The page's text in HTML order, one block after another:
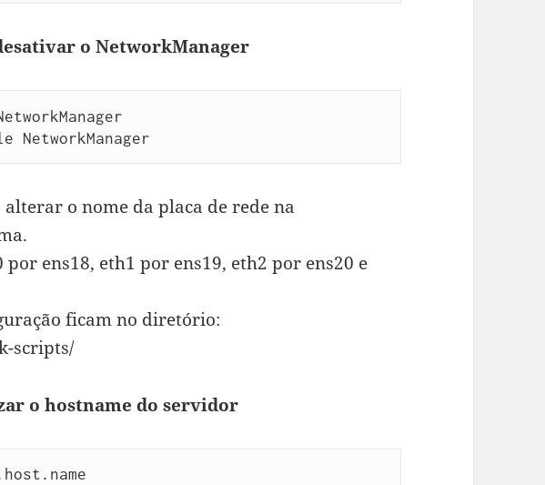
o NetworkManager
alterar o nome da placa de rede na
por ens18, eth1 por ens19, eth2 por ens20 e
ficam no diretório:
scripts/
o hostname do servidor